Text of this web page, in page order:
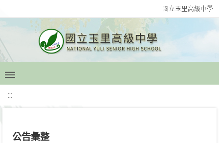
國立玉里高級中學
:::
公告彙整